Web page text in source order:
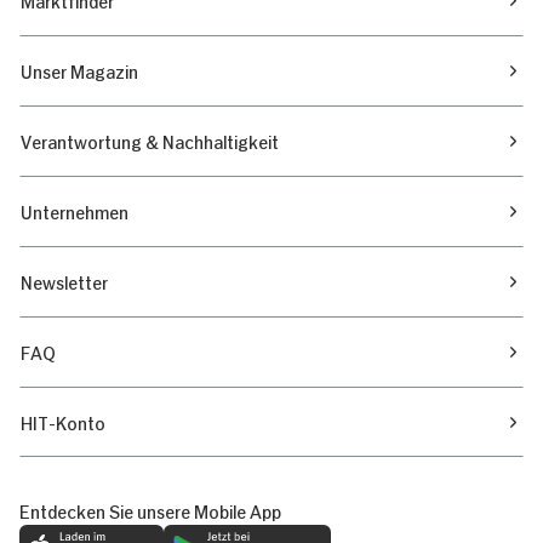
Unser Magazin
Verantwortung & Nachhaltigkeit
Unternehmen
Newsletter
FAQ
HIT-Konto
Entdecken Sie unsere Mobile App